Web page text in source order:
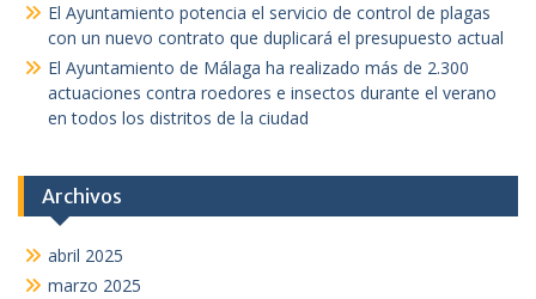
El Ayuntamiento potencia el servicio de control de plagas
con un nuevo contrato que duplicará el presupuesto actual
El Ayuntamiento de Málaga ha realizado más de 2.300
actuaciones contra roedores e insectos durante el verano
en todos los distritos de la ciudad
Archivos
abril 2025
marzo 2025